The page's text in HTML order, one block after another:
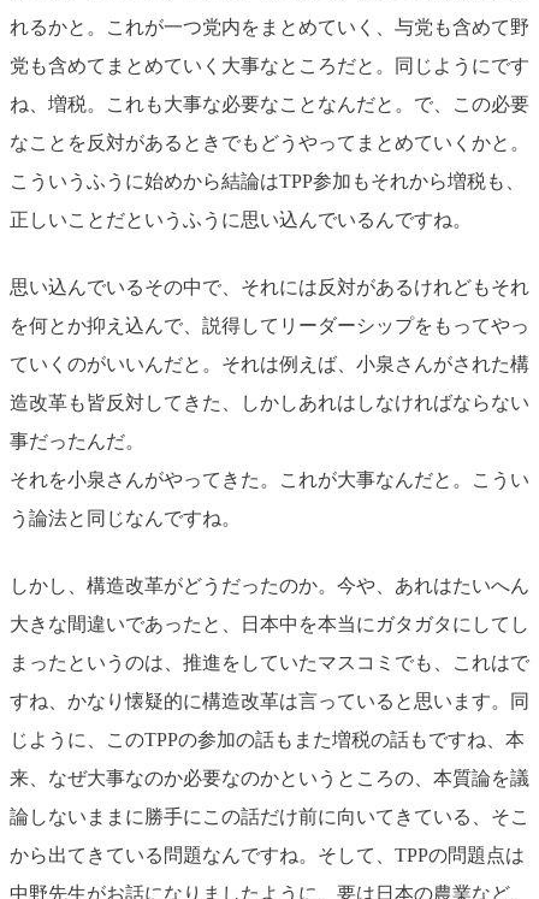
れるかと。これが一つ党内をまとめていく、与党も含めて野
党も含めてまとめていく大事なところだと。同じようにです
ね、増税。これも大事な必要なことなんだと。で、この必要
なことを反対があるときでもどうやってまとめていくかと。
こういうふうに始めから結論はTPP参加もそれから増税も、
正しいことだというふうに思い込んでいるんですね。
思い込んでいるその中で、それには反対があるけれどもそれ
を何とか抑え込んで、説得してリーダーシップをもってやっ
ていくのがいいんだと。それは例えば、小泉さんがされた構
造改革も皆反対してきた、しかしあれはしなければならない
事だったんだ。
それを小泉さんがやってきた。これが大事なんだと。こうい
う論法と同じなんですね。
しかし、構造改革がどうだったのか。今や、あれはたいへん
大きな間違いであったと、日本中を本当にガタガタにしてし
まったというのは、推進をしていたマスコミでも、これはで
すね、かなり懐疑的に構造改革は言っていると思います。同
じように、このTPPの参加の話もまた増税の話もですね、本
来、なぜ大事なのか必要なのかというところの、本質論を議
論しないままに勝手にこの話だけ前に向いてきている、そこ
から出てきている問題なんですね。そして、TPPの問題点は
中野先生がお話になりましたように、要は日本の農業など、